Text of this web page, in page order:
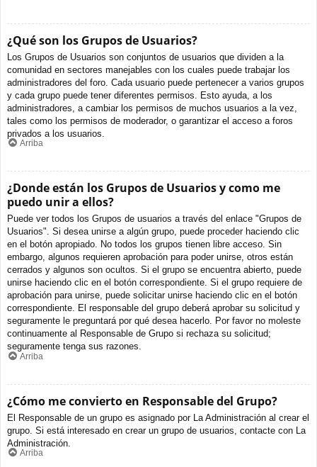
¿Qué son los Grupos de Usuarios?
Los Grupos de Usuarios son conjuntos de usuarios que dividen a la
comunidad en sectores manejables con los cuales puede trabajar los
administradores del foro. Cada usuario puede pertenecer a varios grupos
y cada grupo puede tener diferentes permisos. Esto ayuda, a los
administradores, a cambiar los permisos de muchos usuarios a la vez,
tales como los permisos de moderador, o garantizar el acceso a foros
privados a los usuarios.
Arriba
¿Donde están los Grupos de Usuarios y como me
puedo unir a ellos?
Puede ver todos los Grupos de usuarios a través del enlace "Grupos de
Usuarios". Si desea unirse a algún grupo, puede proceder haciendo clic
en el botón apropiado. No todos los grupos tienen libre acceso. Sin
embargo, algunos requieren aprobación para poder unirse, otros están
cerrados y algunos son ocultos. Si el grupo se encuentra abierto, puede
unirse haciendo clic en el botón correspondiente. Si el grupo requiere de
aprobación para unirse, puede solicitar unirse haciendo clic en el botón
correspondiente. El responsable del grupo deberá aprobar su solicitud y
seguramente le preguntará por qué desea hacerlo. Por favor no moleste
continuamente al Responsable de Grupo si rechaza su solicitud;
seguramente tenga sus razones.
Arriba
¿Cómo me convierto en Responsable del Grupo?
El Responsable de un grupo es asignado por La Administración al crear el
grupo. Si está interesado en crear un grupo de usuarios, contacte con La
Administración.
Arriba